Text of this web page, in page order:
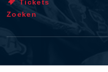
Tickets
Zoeken